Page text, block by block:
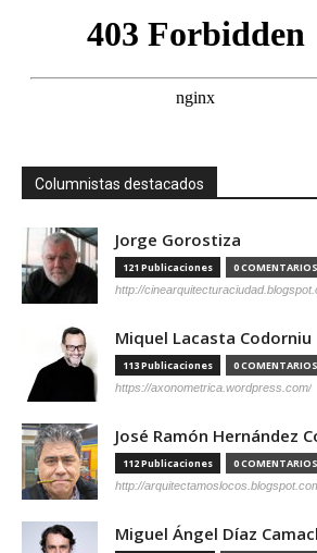
Columnistas destacados
Jorge Gorostiza
121 Publicaciones 0 COMENTARIOS
http://
Miquel Lacasta Codorniu
113 Publicaciones 0 COMENTARIOS
https://axonometrica.wordpress.com/
José Ramón Hernández
112 Publicaciones 0 COMENTARIOS
http://
Miguel Ángel Díaz